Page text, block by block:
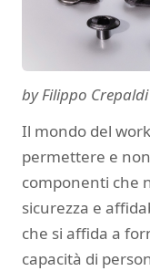
by Filippo Crepaldi
Il mondo del
permettere e
componenti che
sicurezza e
che si affida a
capacità di